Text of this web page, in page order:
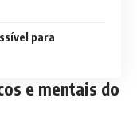
para
e mentais do